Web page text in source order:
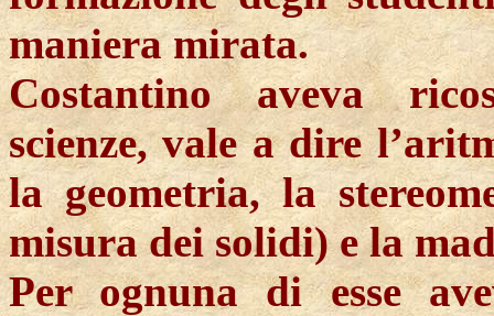
maniera mirata.
Costantino aveva
scienze, vale a dire
la geometria, la
misura dei solidi) e la
Per ognuna di esse